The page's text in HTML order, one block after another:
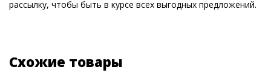
рассылку, чтобы быть в курсе всех выгодных предложений.
Схожие товары